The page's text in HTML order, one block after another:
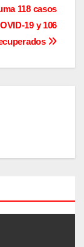
118 casos
19 y 106